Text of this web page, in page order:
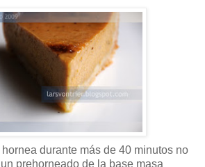
durante más de 40 minutos no
prehorneado de la base masa